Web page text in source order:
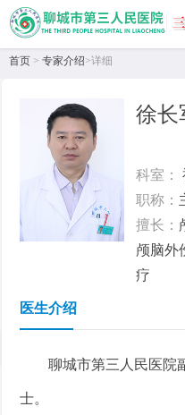
首页 > 专家介绍>详细
徐长
科室：
职称：
擅长：
颅脑外
疗
医生介绍
聊城市第三人民医院
士。